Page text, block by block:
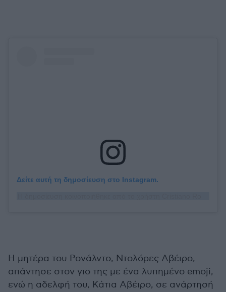
Δείτε αυτή τη δημοσίευση στο Instagram.
Η μητέρα του Ρονάλντο, Ντολόρες Αβέιρο,
απάντησε στον γιο της με ένα λυπημένο emoji,
ενώ η αδελφή του, Κάτια Αβέιρο, σε ανάρτησή